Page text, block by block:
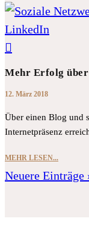
Mehr Erfolg
12. März 2018
Über einen Blog und
Internetpräsenz
MEHR LESEN...
Neuere Einträge